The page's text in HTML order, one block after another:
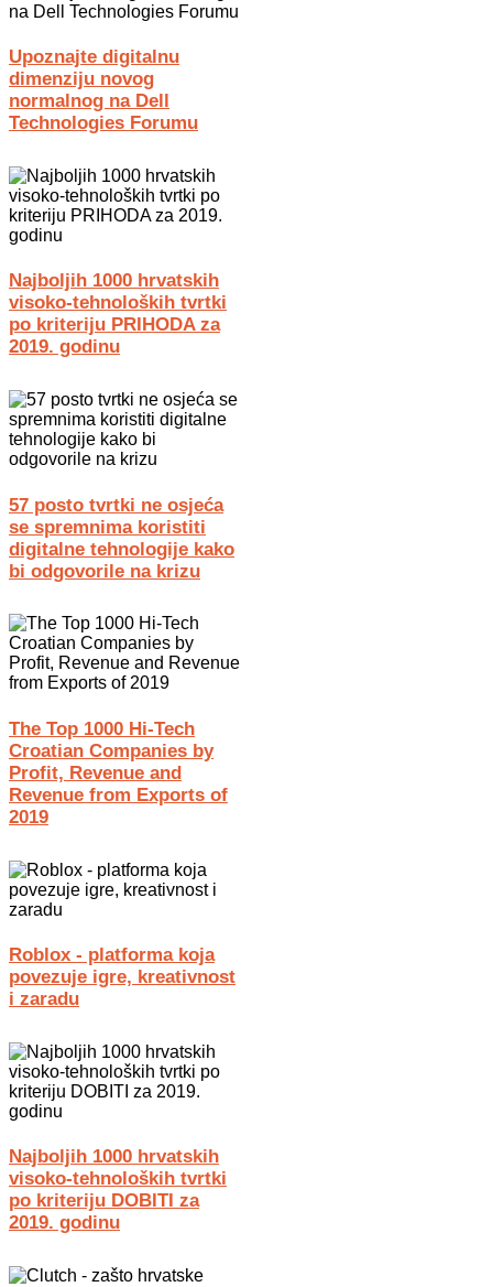
Upoznajte digitalnu
dimenziju novog
normalnog na Dell
Technologies Forumu
Najboljih 1000 hrvatskih
visoko-tehnoloških tvrtki
po kriteriju PRIHODA za
2019. godinu
57 posto tvrtki ne osjeća
se spremnima koristiti
digitalne tehnologije kako
bi odgovorile na krizu
The Top 1000 Hi-Tech
Croatian Companies by
Profit, Revenue and
Revenue from Exports of
2019
Roblox - platforma koja
povezuje igre, kreativnost
i zaradu
Najboljih 1000 hrvatskih
visoko-tehnoloških tvrtki
po kriteriju DOBITI za
2019. godinu